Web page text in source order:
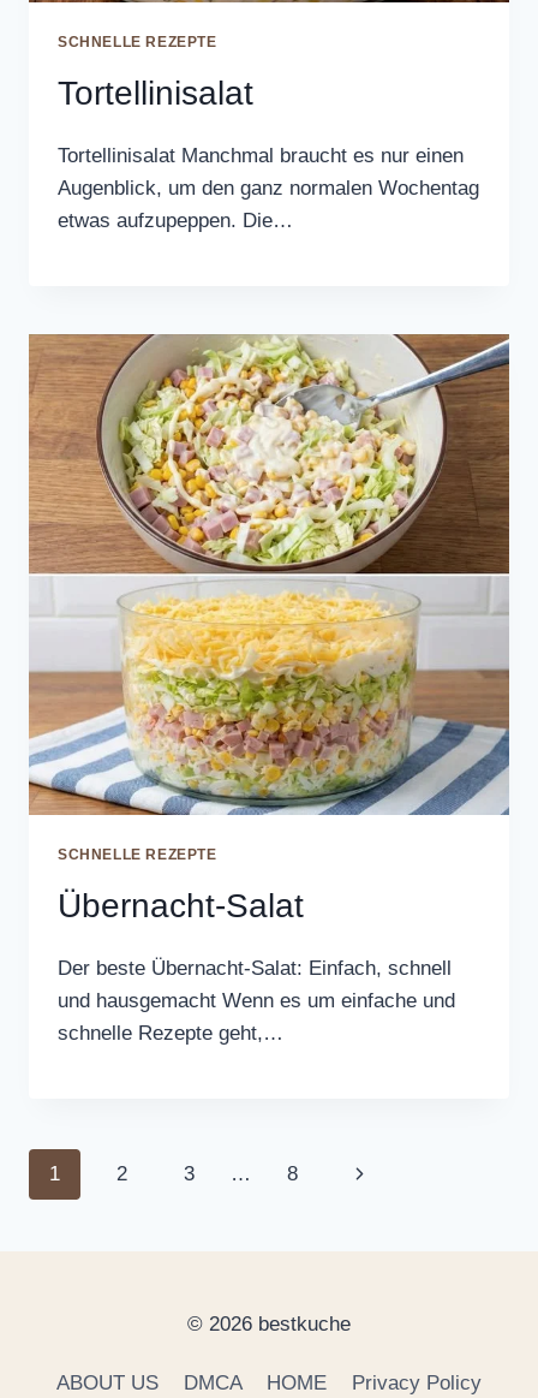
SCHNELLE REZEPTE
Tortellinisalat
Tortellinisalat Manchmal braucht es nur einen
Augenblick, um den ganz normalen Wochentag
etwas aufzupeppen. Die…
SCHNELLE REZEPTE
Übernacht-Salat
Der beste Übernacht-Salat: Einfach, schnell
und hausgemacht Wenn es um einfache und
schnelle Rezepte geht,…
Page
1 2 3 … 8
Next
© 2026 bestkuche
ABOUT US DMCA HOME Privacy Policy